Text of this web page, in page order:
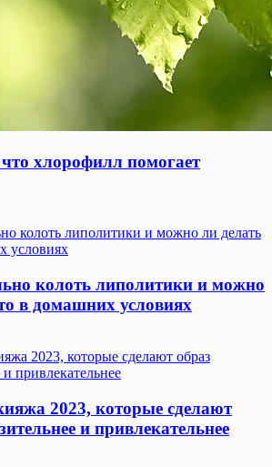
хлорофилл помогает
колоть липолитики и можно
в домашних условиях
2023, которые сделают
и привлекательнее